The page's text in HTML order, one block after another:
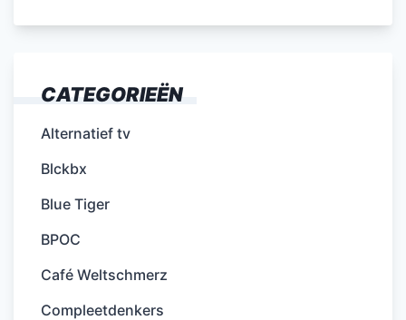
CATEGORIEËN
Alternatief tv
Blckbx
Blue Tiger
BPOC
Café Weltschmerz
Compleetdenkers